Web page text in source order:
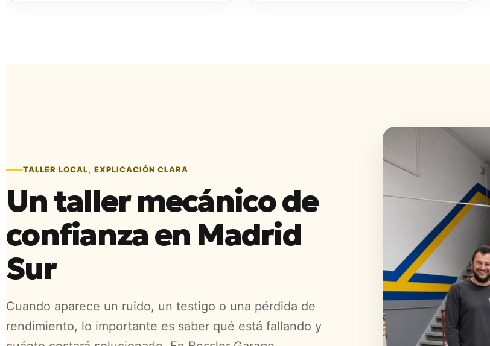
TALLER LOCAL, EXPLICACIÓN CLARA
Un taller mecánico de
confianza en Madrid
Sur
Cuando aparece un ruido, un testigo o una pérdida de
rendimiento, lo importante es saber qué está fallando y